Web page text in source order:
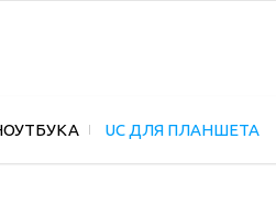
UC ДЛЯ ПЛАНШЕТА